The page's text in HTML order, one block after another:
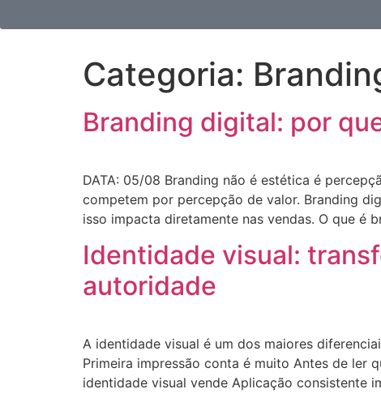
Categoria:
Branding digital: por
DATA: 05/08 Branding não é estética é
competem por percepção de valor. Branding
isso impacta diretamente nas vendas. O que é
Identidade visual:
autoridade
A identidade visual é um dos maiores
Primeira impressão conta é muito Antes de ler
identidade visual vende Aplicação consistente